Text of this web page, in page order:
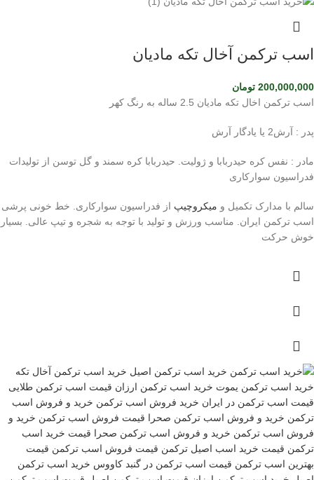
اسب ترکمن آخال تکه مادیان
200,000,000 تومان
اسب ترکمن اخال تکه مادیان 2.5 ساله به رنگ کهر
پدر : آرش2 یا یادگار آرش
مادر : نفس کره حیدربابا و ژولیت. حیدربابا کره سمند و گل توسن از تولیدات
فدراسیون سوارکاری
سالم با مدارک تکمیل و میکروچیپ از فدراسیون سوارکاری. خط خونی پرشی
اسب ترکمن ایران. مناسب ورزش و تولید با توجه به شجره و تیپ عالی. بسیار
خوش حرکت